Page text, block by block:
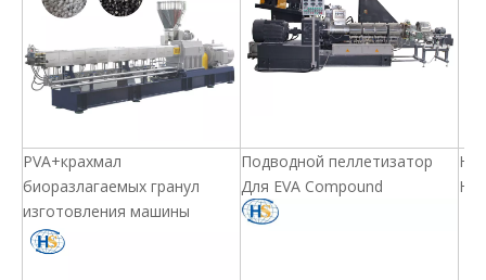
PVA+крахмал
биоразлагаемых гранул
изготовления машины
Подводной пеллетизатор
Для EVA Compound